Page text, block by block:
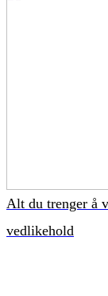
Alt du trenger å
vedlikehold